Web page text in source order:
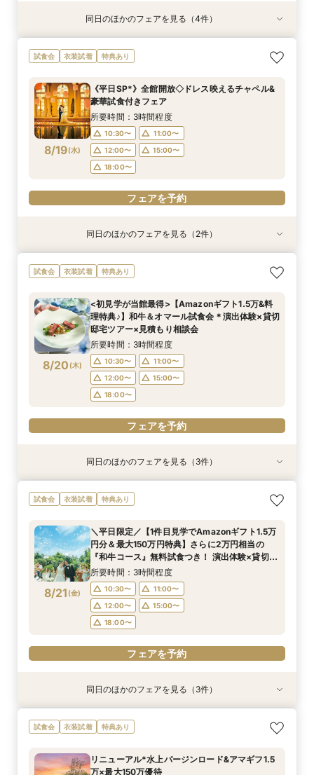
特典あり
8/16(日)
【初見学でも安心♪】会場見学ツアー×絶品試食×
見積り相談会
9:00〜
9:30〜
14:00〜
14:30〜
18:00〜
フェアを予約
特典あり
8/16(日)
【10～30名*少人数検討の方へ】貸切邸宅で叶え
るアットホームW×豪華試食
9:00〜
9:30〜
10:00〜
13:00〜
13:30〜
フェアを予約
特典あり
8/16(日)
ご予算重視の方へ◆シンプル婚＆パパママ婚◆お
見積徹底サポート
9:00〜
9:30〜
14:00〜
14:30〜
フェアを予約
特典あり
8/16(日)
【全館貸切◇ペット婚におすすめ】豪華試食×
ペット衣装付フェア
9:00〜
9:30〜
14:00〜
14:30〜
フェアを予約
同日のほかのフェアを見る（4件）
試食会 衣装試着 特典あり
8/19(水)
《平日SP*》全館開放◇ドレス映えるチャペル&
豪華試食付きフェア
所要時間：3時間程度
10:30〜
11:00〜
12:00〜
15:00〜
18:00〜
フェアを予約
衣装試着 特典あり
8/19(水)
＜初めての式場見学＞心躍る花嫁の第一歩♪ゆっ
たり相談＆見学会
10:30〜
11:00〜
12:00〜
15:00〜
18:00〜
フェアを予約
特典あり
8/19(水)
<30名までの少人数Wに◎>貸切邸宅で叶えるカ
ジュアル婚×試食会
10:30〜
11:00〜
12:00〜
15:00〜
18:00〜
フェアを予約
同日のほかのフェアを見る（2件）
試食会 衣装試着 特典あり
8/20 (木)
<初見学が当館最得>【Amazonギフト1.5万&料
理特典♪】和牛＆オマール試食会＊演出体験×貸切
邸宅ツアー×見積もり相談会
所要時間：3時間程度
10:30〜
11:00〜
12:00〜
15:00〜
18:00〜
フェアを予約
衣装試着 特典あり
8/20(木)
＜初めての式場見学＞心躍る花嫁の第一歩♪ゆっ
たり相談＆見学会
10:30〜
11:00〜
12:00〜
15:00〜
18:00〜
フェアを予約
特典あり
8/20(木)
<30名までの少人数Wに◎>貸切邸宅で叶えるカ
ジュアル婚×試食会
10:30〜
11:00〜
12:00〜
15:00〜
18:00〜
フェアを予約
8/20(木)
直前予約OK◆クイック相談会◆90分でParty見
学＆見積り&会場比較
10:30〜
11:00〜
15:00〜
16:00〜
フェアを予約
同日のほかのフェアを見る（3件）
試食会 衣装試着 特典あり
8/21 (金)
＼平日限定／【1件目見学でAmazonギフト1.5万
円分＆最大150万円特典】さらに2万円相当の
『和牛コース』無料試食つき！ 演出体験×貸切邸
宅ツアー×見積もり相談会
所要時間：3時間程度
10:30〜
11:00〜
12:00〜
15:00〜
18:00〜
フェアを予約
衣装試着 特典あり
＜初めての式場見学＞心躍る花嫁の第一歩♪ゆっ
たり相談＆見学会
10:30〜
11:00〜
特典あり
<30名までの少人数Wに◎>貸切邸宅で叶えるカ
ジュアル婚×試食会
10:30〜
11:00〜
直前予約OK◆クイック相談会◆90分でParty見
学＆見積り&会場比較
10:30〜
11:00〜
同日のほかのフェアを見る（3件）
試食会 衣装試着 特典あり
リニューアル*水上バージンロード&アマギフ1.5
万×最大150万優待